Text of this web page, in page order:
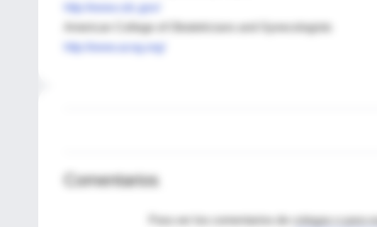
http://www.cdc.gov/
American College of Obstetricians and Gynecologists
http://www.acog.org/
Comentarios
Para ver los comentarios de colegas o para